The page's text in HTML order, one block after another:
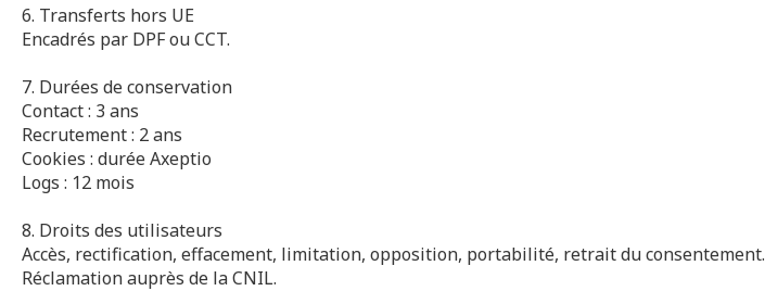
6. Transferts hors UE
Encadrés par DPF ou CCT.
7. Durées de conservation
Contact : 3 ans
Recrutement : 2 ans
Cookies : durée Axeptio
Logs : 12 mois
8. Droits des utilisateurs
Accès, rectification, effacement, limitation, opposition, portabilité, retrait du consentement.
Réclamation auprès de la CNIL.